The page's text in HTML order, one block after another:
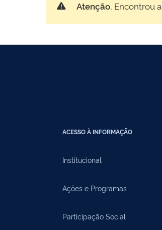
Atenção. Encontrou
ACESSO À INFORMAÇÃO
Institucional
Ações e Programas
Participação Social